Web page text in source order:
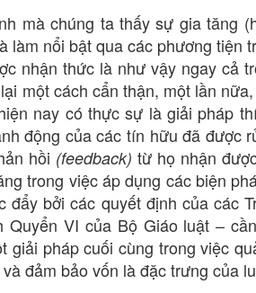
mà chúng ta thấy sự gia tăng
làm nổi bật qua các phương tiện
nhận thức là như vậy ngay cả
một cách cẩn thận, một lần
nay có thực sự là giải pháp
động của các tín hữu đã được
hồi (feedback) từ họ nhận
trong việc áp dụng các biện
đẩy bởi các quyết định của các
Quyển VI của Bộ Giáo luật –
giải pháp cuối cùng trong việc
đảm bảo vốn là đặc trưng của